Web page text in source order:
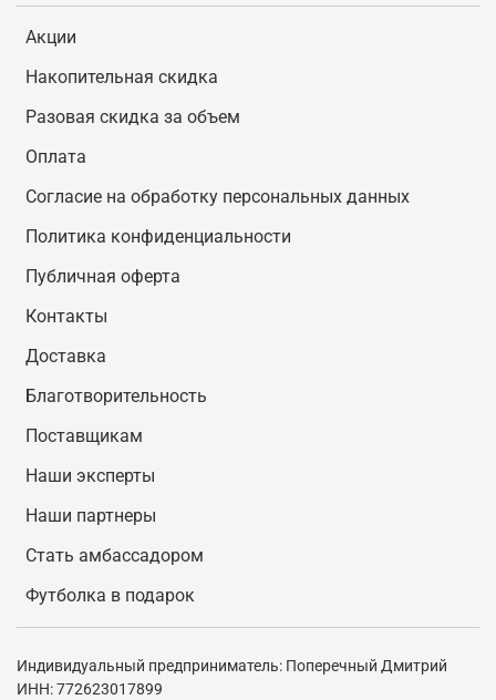
Акции
Накопительная скидка
Разовая скидка за объем
Оплата
Согласие на обработку персональных данных
Политика конфиденциальности
Публичная оферта
Контакты
Доставка
Благотворительность
Поставщикам
Наши эксперты
Наши партнеры
Стать амбассадором
Футболка в подарок
Индивидуальный предприниматель: Поперечный Дмитрий
ИНН: 772623017899